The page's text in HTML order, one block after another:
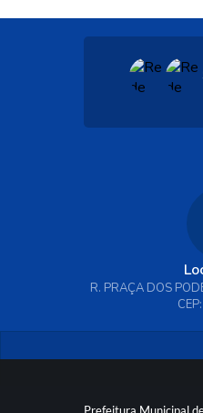
R. PRAÇA DOS